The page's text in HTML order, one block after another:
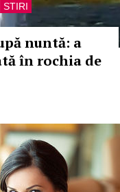
STIRI
nuntă: a
în rochia de